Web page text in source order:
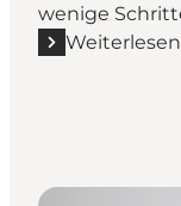
wenige
Weiterlesen
Mehr erfahren